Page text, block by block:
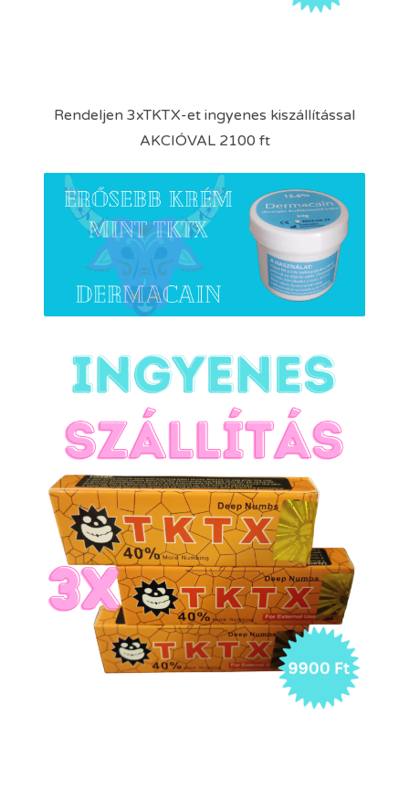
Rendeljen 3xTKTX-et ingyenes kiszállítással
AKCIÓVAL 2100 ft